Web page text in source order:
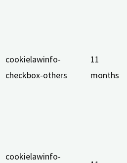
cookielawinfo-
checkbox-others
11
months
cookielawinfo-